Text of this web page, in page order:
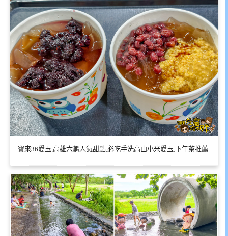
寶來36愛玉,高雄六龜人氣甜點,必吃手洗高山小米愛玉,下午茶推薦